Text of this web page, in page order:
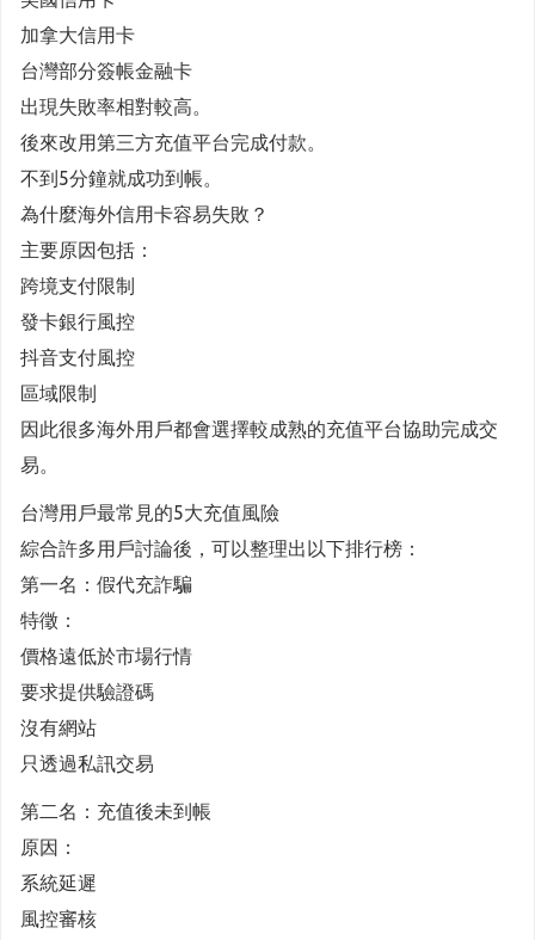
加拿大信用卡
台灣部分簽帳金融卡
出現失敗率相對較高。
後來改用第三方充值平台完成付款。
不到5分鐘就成功到帳。
為什麼海外信用卡容易失敗？
主要原因包括：
跨境支付限制
發卡銀行風控
抖音支付風控
區域限制
因此很多海外用戶都會選擇較成熟的充值平台協助完成交
易。
台灣用戶最常見的5大充值風險
綜合許多用戶討論後，可以整理出以下排行榜：
第一名：假代充詐騙
特徵：
價格遠低於市場行情
要求提供驗證碼
沒有網站
只透過私訊交易
第二名：充值後未到帳
原因：
系統延遲
風控審核